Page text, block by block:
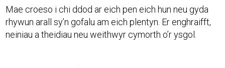
Mae croeso i chi ddod ar eich pen eich hun neu gyda
rhywun arall sy’n gofalu am eich plentyn. Er enghraifft,
neiniau a theidiau neu weithwyr cymorth o’r ysgol.